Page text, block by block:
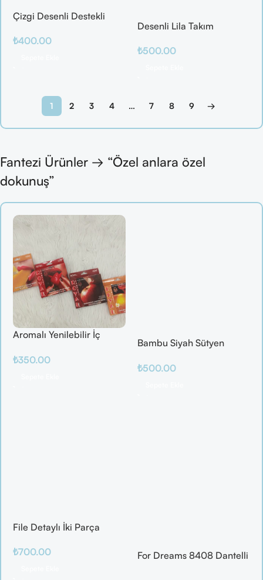
Çizgi Desenli Destekli
₺400.00
Desenli Lila Takım
₺500.00
1 2 3 4 … 7 8 9 →
Fantezi Ürünler → “Özel anlara özel
dokunuş”
Aromalı Yenilebilir İç
/ Elma / Portakal
₺350.00
Bambu Siyah Sütyen
₺500.00
File Detaylı İki Parça
₺700.00
For Dreams 8408 Dantelli